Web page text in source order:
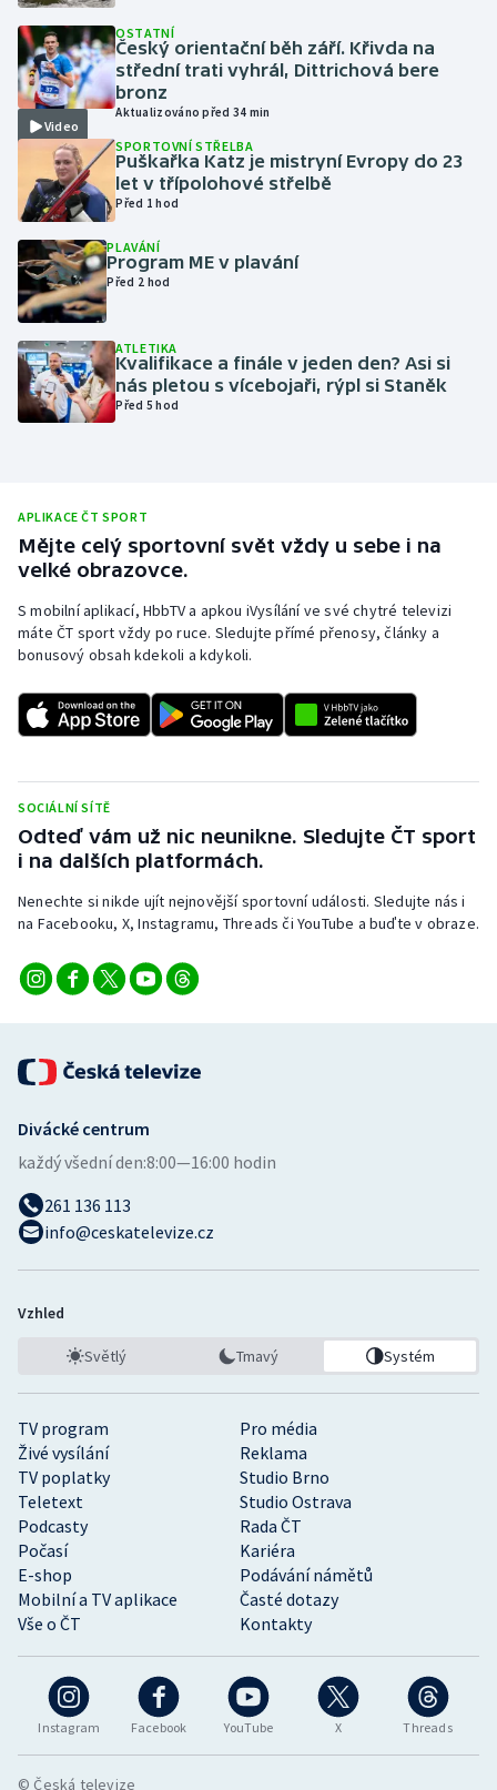
Judo
Krasobruslení
Lezení
Lyže a snowboard
Moderní pětiboj
Motorsport
Parasport
Ragby
Rychlobruslení
Rychlostní kanoistika
Short track
Stolní tenis
Triatlon
Veslování
Vodní slalom
Volejbal
Ostatní
Video
OSTATNÍ
Český orientační běh září. Křivda na
střední trati vyhrál, Dittrichová bere
bronz
Aktualizováno před 34 min
SPORTOVNÍ STŘELBA
Puškařka Katz je mistryní Evropy do 23
let v třípolohové střelbě
Před 1 hod
PLAVÁNÍ
Program ME v plavání
Před 2 hod
ATLETIKA
Kvalifikace a finále v jeden den? Asi si
nás pletou s vícebojaři, rýpl si Staněk
Před 5 hod
APLIKACE ČT SPORT
Mějte celý sportovní svět vždy u sebe i na
velké obrazovce.
S mobilní aplikací, HbbTV a apkou iVysílání ve své chytré televizi
máte ČT sport vždy po ruce. Sledujte přímé přenosy, články a
bonusový obsah kdekoli a kdykoli.
SOCIÁLNÍ SÍTĚ
Odteď vám už nic neunikne. Sledujte ČT sport
i na dalších platformách.
Nenechte si nikde ujít nejnovější sportovní události. Sledujte nás i
na Facebooku, X, Instagramu, Threads či YouTube a buďte v obraze.
Instagram Facebook YouTube X Threads
TV program
Pro média
Živé vysílání
Reklama
TV poplatky
Studio Brno
Teletext
Studio Ostrava
Podcasty
Rada ČT
Počasí
Kariéra
E-shop
Podávání námětů
Mobilní a TV aplikace
Časté dotazy
Vše o ČT
Kontakty
Divácké centrum
každý všední den:8:00—16:00 hodin
261 136 113
info@ceskatelevize.cz
Vzhled
Světlý Tmavý Systém
© Česká televize